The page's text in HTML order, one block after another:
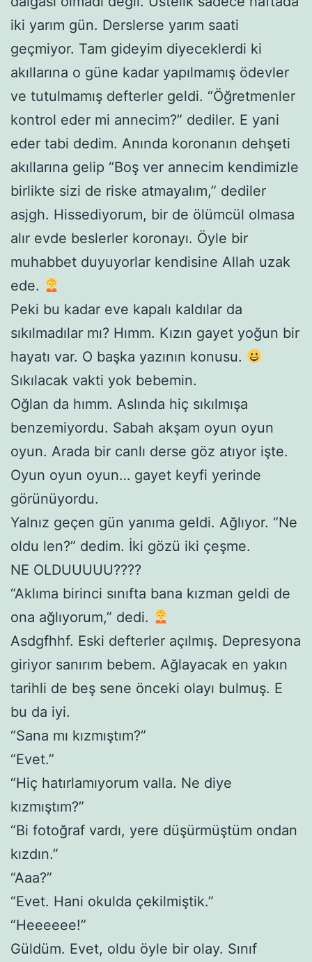
iki yarım gün. Derslerse yarım saati
geçmiyor. Tam gideyim diyeceklerdi ki
akıllarına o güne kadar yapılmamış ödevler
ve tutulmamış defterler geldi. “Öğretmenler
kontrol eder mi annecim?” dediler. E yani
eder tabi dedim. Anında koronanın dehşeti
akıllarına gelip “Boş ver annecim kendimizle
birlikte sizi de riske atmayalım,” dediler
asjgh. Hissediyorum, bir de ölümcül olmasa
alır evde beslerler koronayı. Öyle bir
muhabbet duyuyorlar kendisine Allah uzak
ede.
Peki bu kadar eve kapalı kaldılar da
sıkılmadılar mı? Hımm. Kızın gayet yoğun bir
hayatı var. O başka yazının konusu.
Sıkılacak vakti yok bebemin.
Oğlan da hımm. Aslında hiç sıkılmışa
benzemiyordu. Sabah akşam oyun oyun
oyun. Arada bir canlı derse göz atıyor işte.
Oyun oyun oyun… gayet keyfi yerinde
görünüyordu.
Yalnız geçen gün yanıma geldi. Ağlıyor. “Ne
oldu len?” dedim. İki gözü iki çeşme.
NE OLDUUUUU????
“Aklıma birinci sınıfta bana kızman geldi de
ona ağlıyorum,” dedi.
Asdgfhhf. Eski defterler açılmış. Depresyona
giriyor sanırım bebem. Ağlayacak en yakın
tarihli de beş sene önceki olayı bulmuş. E
bu da iyi.
“Sana mı kızmıştım?”
“Evet.”
“Hiç hatırlamıyorum valla. Ne diye
kızmıştım?”
“Bi fotoğraf vardı, yere düşürmüştüm ondan
kızdın.”
“Aaa?”
“Evet. Hani okulda çekilmiştik.”
“Heeeeee!”
Güldüm. Evet, oldu öyle bir olay. Sınıf